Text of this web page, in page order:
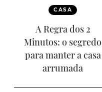
CASA
A Regra dos 2
Minutos: o segredo
para manter a casa
arrumada